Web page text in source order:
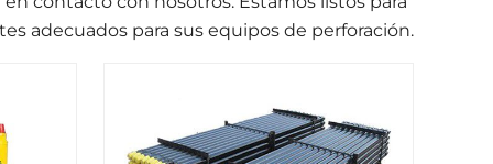
adecuados para sus equipos de perforación.